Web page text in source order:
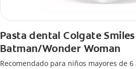
Pasta dental Colgate Smiles
Batman/Wonder Woman
Recomendado para niños mayores de 6